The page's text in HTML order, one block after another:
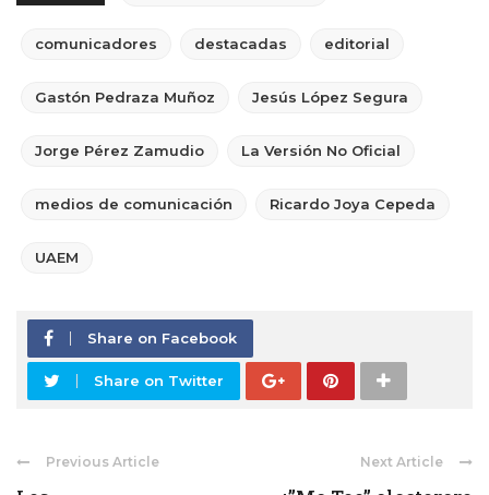
comunicadores destacadas editorial
Gastón Pedraza Muñoz Jesús López Segura
Jorge Pérez Zamudio La Versión No Oficial
medios de comunicación Ricardo Joya Cepeda
UAEM
Share on Facebook
Share on Twitter
Previous Article Next Article